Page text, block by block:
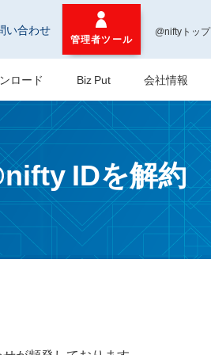
い合わせ
管理者ツール
@niftyトップ
ロード Biz Put 会社情報
IDを解約